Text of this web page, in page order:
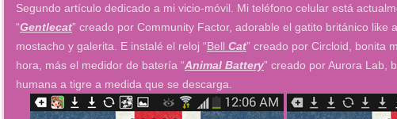
Segundo artículo dedicado a mi vicio-móvil. Mi teléfono celular está
“Gentlecat” creado por Community Factor, adorable el gatito británico like
mostacho y galerita. E instalé el reloj “Bell Cat” creado por Circloid, bonita
hora, más el medidor de batería “Animal Battery” creado por Aurora Lab,
humana a tigre a medida que se descarga.